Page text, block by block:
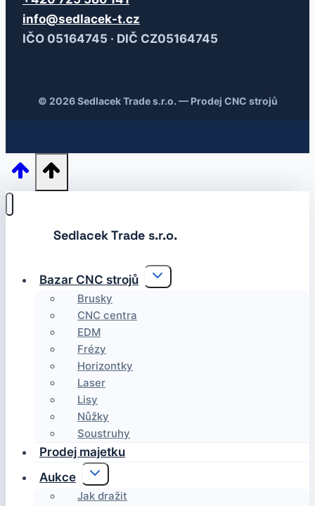
info@sedlacek-t.cz
IČO 05164745 · DIČ CZ05164745
© 2026 Sedlacek Trade s.r.o. — Prodej CNC strojů
Bazar CNC strojů
Toggle
Brusky
CNC centra
EDM
Frézy
Horizontky
Laser
Lisy
Nůžky
Soustruhy
Prodej majetku
Aukce
Toggle
menu
Jak dražit